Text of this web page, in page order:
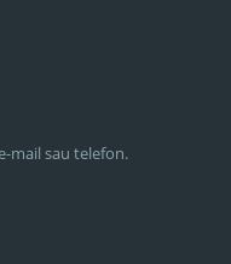
mail sau telefon.